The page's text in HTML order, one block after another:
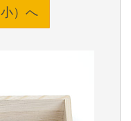
）へ